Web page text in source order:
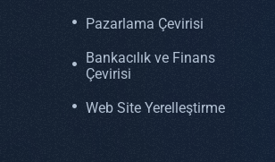
Pazarlama Çevirisi
Bankacılık ve Finans
Çevirisi
Web Site Yerelleştirme